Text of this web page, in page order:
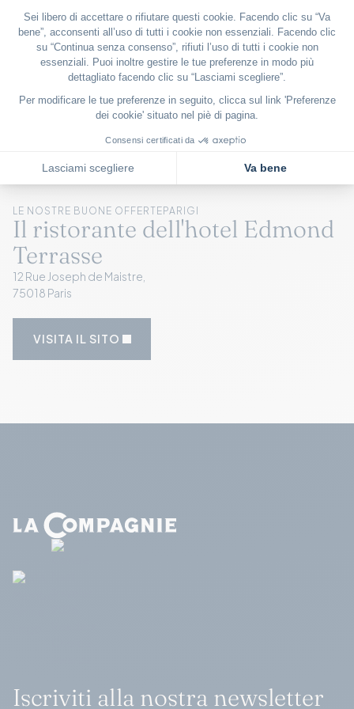
LE NOSTRE BUONE OFFERTE PARIGI
Il ristorante dell'hotel Edmond
Terrasse
12 Rue Joseph de Maistre,
75018 Paris
VISITA IL SITO
Iscriviti alla nostra newsletter